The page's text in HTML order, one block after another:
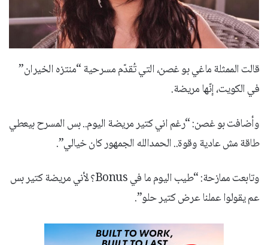
قالت الممثلة ماغي بو غصن، التي تُقدّم مسرحية “منتزه الخيران”
في الكويت، إنّها مريضة.
وأضافت بو غصن: “رغم اني كتير مريضة اليوم.. بس المسرح بيعطي
طاقة مش عادية وقوة.. الحمدالله الجمهور كان خيالي”.
وتابعت ممازحة: “طيب اليوم ما في Bonus؟ لأني مريضة كتير بس
عم يقولوا عملنا عرض كتير حلو”.